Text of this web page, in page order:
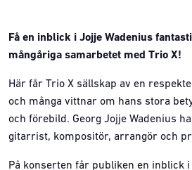
Få en inblick i Jojje Wadenius
mångåriga samarbetet med Trio X!
Här får Trio X sällskap av en
och många vittnar om hans stora
och förebild. Georg Jojje Wadenius
gitarrist, kompositör, arrangör och
På konserten får publiken en inblick